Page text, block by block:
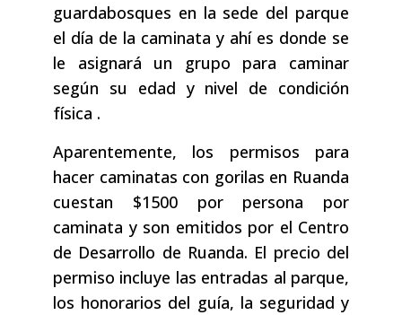
guardabosques en la sede del parque
el día de la caminata y ahí es donde se
le asignará un grupo para caminar
según su edad y nivel de condición
física .
Aparentemente, los permisos para
hacer caminatas con gorilas en Ruanda
cuestan $1500 por persona por
caminata y son emitidos por el Centro
de Desarrollo de Ruanda. El precio del
permiso incluye las entradas al parque,
los honorarios del guía, la seguridad y